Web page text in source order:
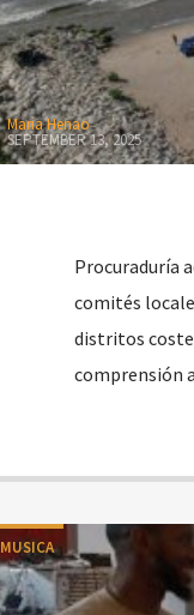
Maria Henao
SEPTEMBER 13, 2025
Procuraduría
comités
distritos
comprensión
MUSICA